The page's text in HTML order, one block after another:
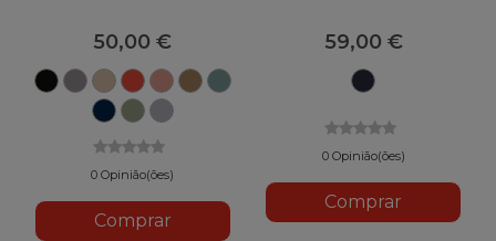
50,00 €
PretoRebanho
Taupe
RedeGengibre
ToffeeAqua
Azul-Azeitona
Pedra
0 Opinião(ões)
Comprar
59,00 €
Lounge
0 Opinião(ões)
Comprar